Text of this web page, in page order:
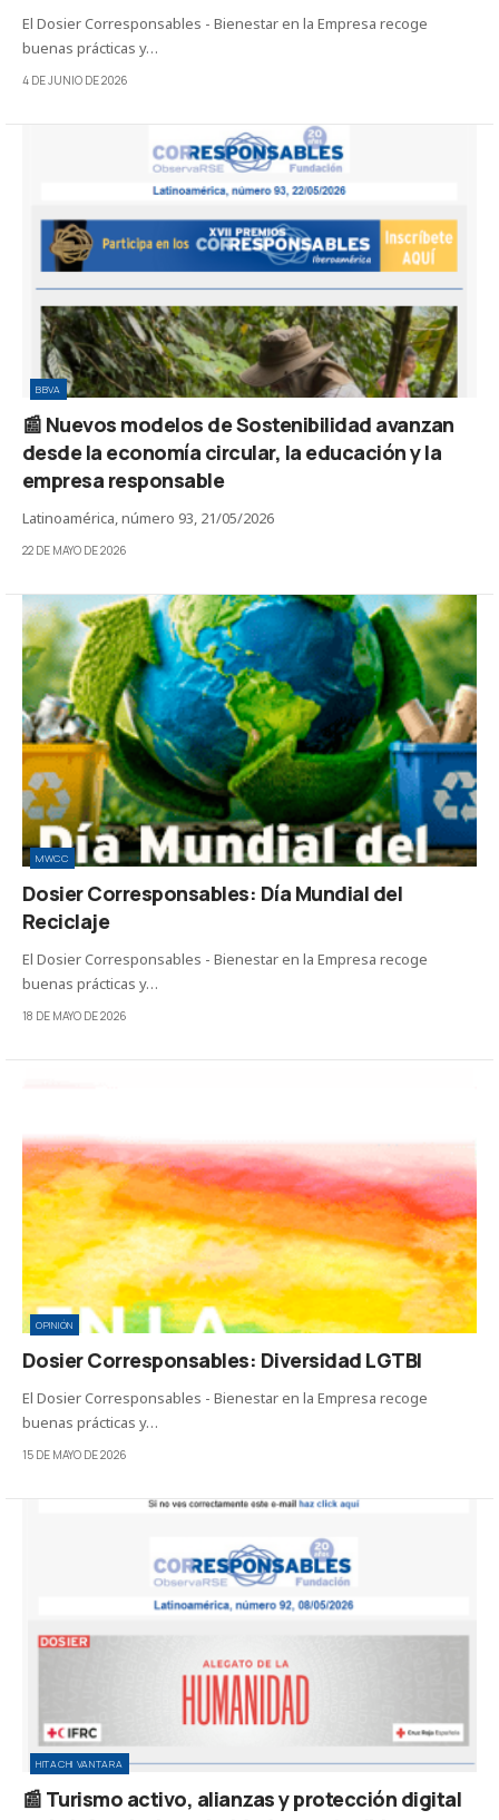
El Dosier Corresponsables - Bienestar en la Empresa recoge
buenas prácticas y…
4 DE JUNIO DE 2026
BBVA
📰 Nuevos modelos de Sostenibilidad avanzan
desde la economía circular, la educación y la
empresa responsable
Latinoamérica, número 93, 21/05/2026
22 DE MAYO DE 2026
MWCC
Dosier Corresponsables: Día Mundial del
Reciclaje
El Dosier Corresponsables - Bienestar en la Empresa recoge
buenas prácticas y…
18 DE MAYO DE 2026
OPINIÓN
Dosier Corresponsables: Diversidad LGTBI
El Dosier Corresponsables - Bienestar en la Empresa recoge
buenas prácticas y…
15 DE MAYO DE 2026
HITACHI VANTARA
📰 Turismo activo, alianzas y protección digital